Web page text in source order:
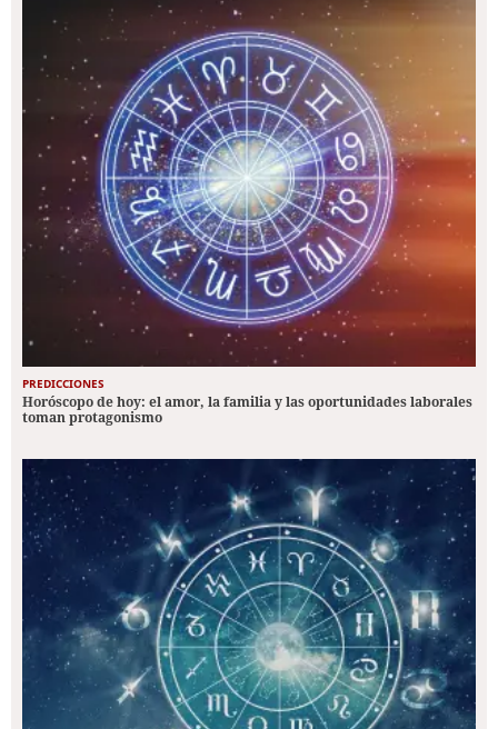
PREDICCIONES
Horóscopo de hoy: el amor, la familia y las oportunidades laborales
toman protagonismo